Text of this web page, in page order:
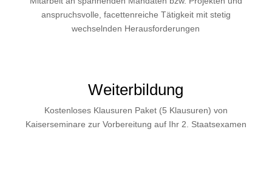
anspruchsvolle, facettenreiche Tätigkeit mit stetig
wechselnden Herausforderungen
Weiterbildung
Kostenloses Klausuren Paket (5 Klausuren) von
Kaiserseminare zur Vorbereitung auf Ihr 2. Staatsexamen